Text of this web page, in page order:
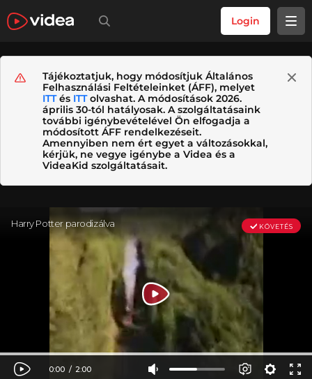
Login
Tájékoztatjuk, hogy módosítjuk Általános
Felhasználási Feltételeinket (ÁFF), melyet
ITTés ITTolvashat. A módosítások 2026.
április 30-tól hatályosak. A szolgáltatásaink
további igénybevételével Ön elfogadja a
módosított ÁFF rendelkezéseit.
Amennyiben nem ért egyet a változásokkal,
kérjük, ne vegye igénybe a Videa és a
VideaKid szolgáltatásait.